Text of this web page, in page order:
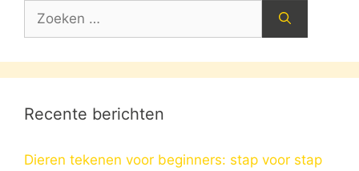
Zoek
Recente berichten
Dieren tekenen voor beginners: stap voor stap